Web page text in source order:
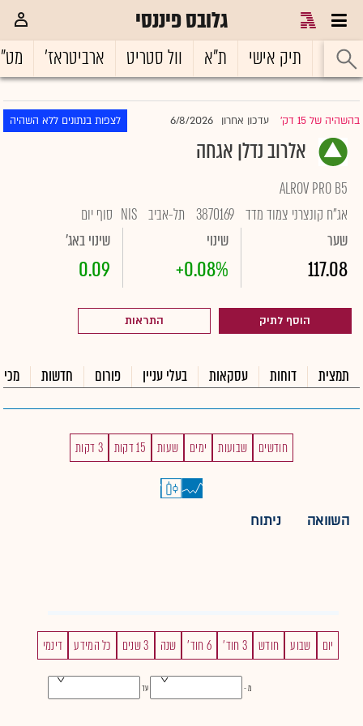
גלובס פיננסי
ראשי תיק אישי ת"א וול סטריט ארביטראז'
בהשהיה של 15 דק' |עדכון אחרון 6/8/2026 לצפות בנתונים ללא השהיה
אלרוב נדלן אגחה
ALROV PRO B5
אג"ח קונצרני צמוד מדד 3870169 תל-אביב NIS סוף יום
שער
117.08
שינוי
+0.08%
שינוי באג'
0.09
הוסף לתיק התראות
תמצית דוחות עסקאות בעלי עניין פורום חדשות
חודשים שבועות ימים שעות 15 דקות 3 דקות
השוואה ניתוח
יום שבוע חודש 3 חוד' 6 חוד' שנה 3 שנים כל המידע דינמי
מ - עד